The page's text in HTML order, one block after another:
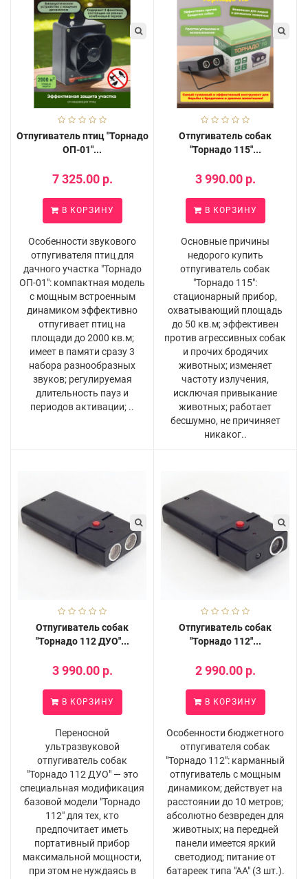
Отпугиватель птиц "Торнадо
ОП-01"...
7 325.00 р.
В КОРЗИНУ
Особенности звукового
отпугивателя птиц для
дачного участка "Торнадо
ОП-01": компактная модель
с мощным встроенным
динамиком эффективно
отпугивает птиц на
площади до 2000 кв.м;
имеет в памяти сразу 3
набора разнообразных
звуков; регулируемая
длительность пауз и
периодов активации; ..
Отпугиватель собак
"Торнадо 115"...
3 990.00 р.
В КОРЗИНУ
Основные причины
недорого купить
отпугиватель собак
"Торнадо 115":
стационарный прибор,
охватывающий площадь
до 50 кв.м; эффективен
против агрессивных собак
и прочих бродячих
животных; изменяет
частоту излучения,
исключая привыкание
животных; работает
бесшумно, не причиняет
никаког..
Отпугиватель собак
"Торнадо 112 ДУО"...
3 990.00 р.
В КОРЗИНУ
Переносной
ультразвуковой
отпугиватель собак
"Торнадо 112 ДУО" — это
специальная модификация
базовой модели "Торнадо
112" для тех, кто
предпочитает иметь
портативный прибор
максимальной мощности,
при этом не нуждаясь в
Отпугиватель собак
"Торнадо 112"...
2 990.00 р.
В КОРЗИНУ
Особенности бюджетного
отпугивателя собак
"Торнадо 112": карманный
отпугиватель с мощным
динамиком; действует на
расстоянии до 10 метров;
абсолютно безвреден для
животных; на передней
панели имеется яркий
светодиод; питание от
батареек типа "АА" (3 шт.).